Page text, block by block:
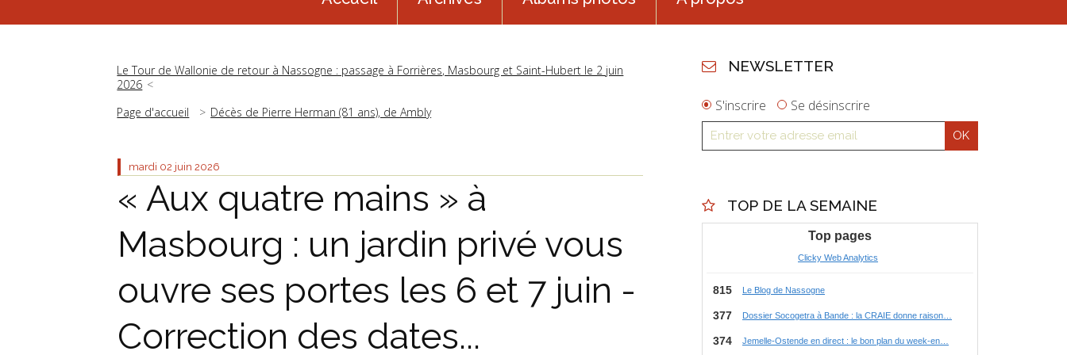
Le Tour de Wallonie de retour à Nassogne : passage à Forrières, Masbourg et Saint-Hubert le 2 juin
2026
Page d'accueil
Décès de Pierre Herman (81 ans), de Ambly
mardi 02 juin 2026
« Aux quatre mains » à
Masbourg : un jardin privé vous
ouvre ses portes les 6 et 7 juin -
Correction des dates...
NEWSLETTER
S'inscrire Se désinscrire
TOP DE LA SEMAINE